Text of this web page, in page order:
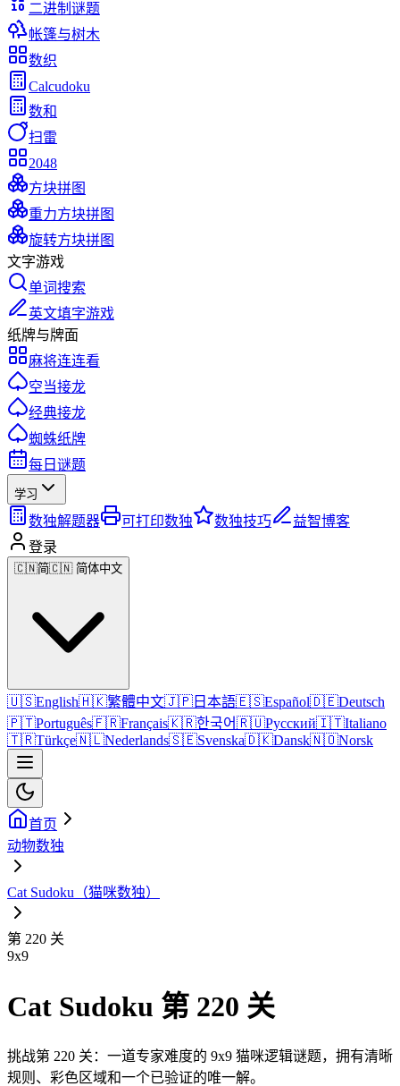
二进制谜题
帐篷与树木
数织
Calcudoku
数和
扫雷
2048
方块拼图
重力方块拼图
旋转方块拼图
文字游戏
单词搜索
英文填字游戏
纸牌与牌面
麻将连连看
空当接龙
经典接龙
蜘蛛纸牌
每日谜题
学习
数独解题器 可打印数独 数独技巧
益智博客
登录
🇨🇳简🇨🇳 简体中文
🇺🇸English🇭🇰繁體中文🇯🇵 日本語🇪🇸Español🇩🇪Deutsch
🇵🇹Português🇫🇷Français🇰🇷한국어🇷🇺Русский🇮🇹Italiano
🇹🇷Türkçe🇳🇱Nederlands🇸🇪Svenska🇩🇰Dansk🇳🇴Norsk
首页
动物数独
Cat Sudoku（猫咪数独）
第 220 关
9x9
Cat Sudoku 第 220 关
挑战第 220 关：一道专家难度的 9x9 猫咪逻辑谜题，拥有清晰
规则、彩色区域和一个已验证的唯一解。